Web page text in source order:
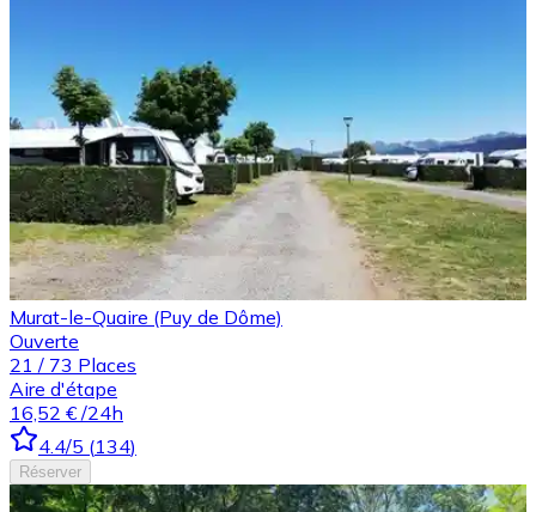
Murat-le-Quaire (Puy de Dôme)
Ouverte
21 / 73 Places
Aire d'étape
16,52 € /24h
4.4/5 (134)
Réserver